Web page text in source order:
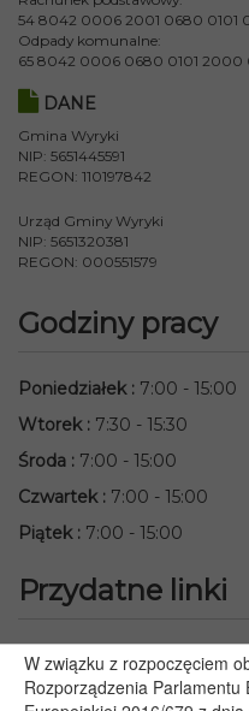
54 8042 0006 2001 0680 0101
Odpady komunalne:
65 8042 0006 0680 0101 2000
DANE
Gmina Wyryki
NIP: 5651445591
REGON: 110197842
Urząd Gminy Wyryki
NIP: 5651320381
REGON: 000551579
Godziny pracy
Poniedziałek: 7:00 - 15:00
Wtorek: 7:30 - 15:30
Środa : 7:00 - 15:00
Czwartek: 7:00 - 15:00
Piątek: 7:00 - 15:00
Przydatne linki
Starostwo Powiatowe we
Lubelski Urząd
W związku z rozpoczęciem
Rozporządzenia Parlamentu